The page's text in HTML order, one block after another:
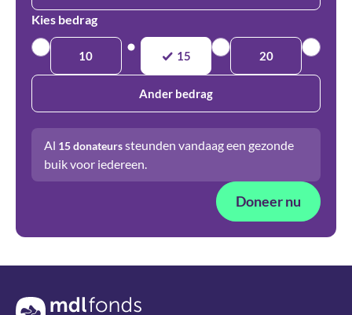
Kies bedrag
10 15 20
Ander bedrag
Al 15donateurssteunden vandaag een gezonde
buik voor iedereen.
Doneer nu
Terug naar de homepage